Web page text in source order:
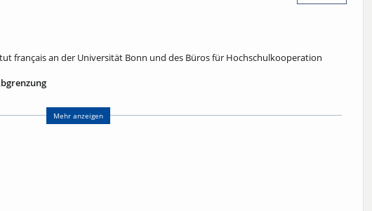
français an der Universität Bonn und des Büros für Hochschulkooperation
EU-Territoriums, vereinen 30 % der Bevölkerung und erwirtschaften ein Drittel
und Herausforderungen der europäischen Integration: Anerkennung
Mehr anzeigen